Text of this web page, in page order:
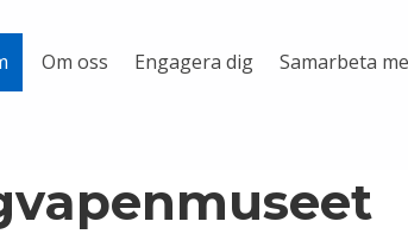
Om oss Engagera dig Samarbeta